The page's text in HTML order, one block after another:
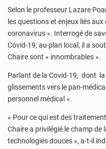
Selon le professeur Lazare
les questions et enjeux liés
coronavirus ». Interrogé de
Covid-19, au plan local, il a
Chaire sont « innombrables ».
Parlant de la Covid-19, dont
glissements vers le pan-
personnel médical ».
« Pour ce qui est des
Chaire a privilégié le champ de
technologies douces », a-t-il